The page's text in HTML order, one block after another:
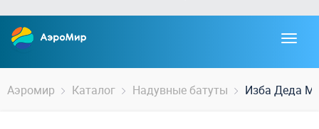
Аэромир Каталог Надувные батуты Изба Деда